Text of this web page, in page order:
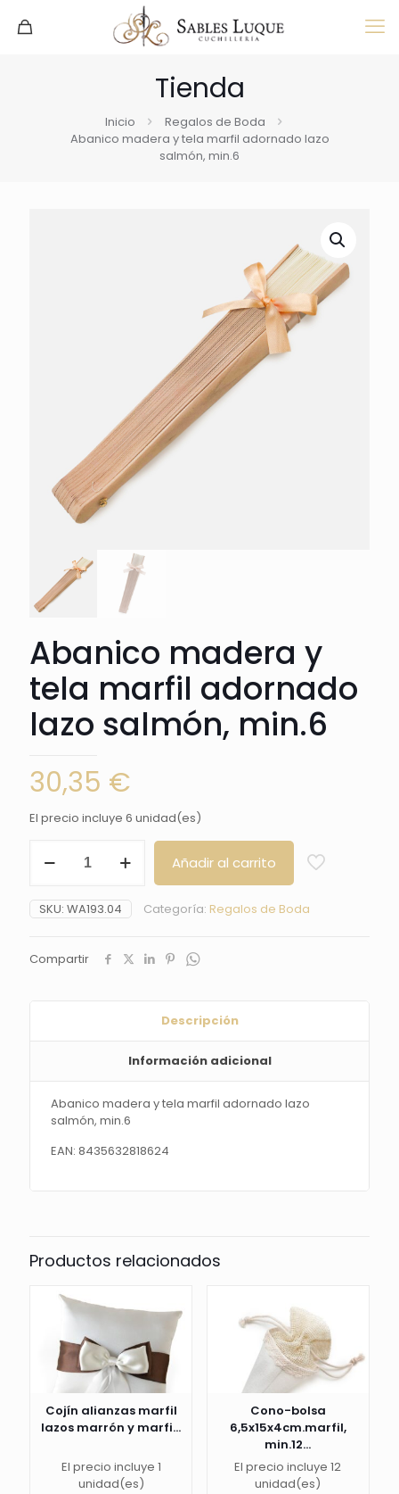
Tienda
Inicio
Regalos de Boda
Abanico madera y tela marfil adornado lazo
salmón, min.6
Abanico madera y
tela marfil adornado
lazo salmón, min.6
30,35 €
El precio incluye 6 unidad(es)
madera
tela
marfil
salmón,
Añadir al carrito
SKU: WA193.04 Categoría: Regalos de Boda
Compartir
Descripción
Información adicional
Abanico madera y tela marfil adornado lazo
salmón, min.6
EAN: 8435632818624
Productos relacionados
Cojín alianzas marfil
lazos marrón y marfi...
El precio incluye 1
unidad(es)
Cono-bolsa
6,5x15x4cm.marfil,
min.12...
El precio incluye 12
unidad(es)